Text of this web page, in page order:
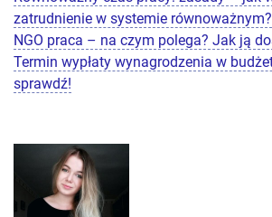
zatrudnienie w systemie równoważnym?
NGO praca – na czym polega? Jak ją
Termin wypłaty wynagrodzenia w
sprawdź!